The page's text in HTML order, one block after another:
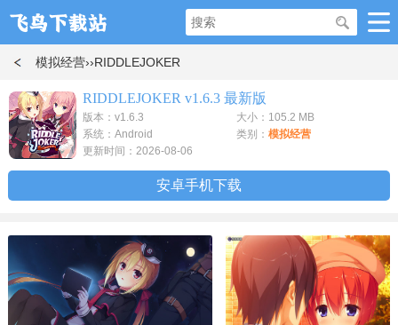
模拟经营››RIDDLEJOKER
RIDDLEJOKER v1.6.3 最新版
版本：v1.6.3
大小：105.2 MB
系统：Android
类别： 模拟经营
更新时间：2026-08-06
安卓手机下载